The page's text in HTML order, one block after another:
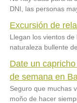
DNI, las personas
Excursión de
Llegan los vientos
naturaleza bullente
Date un
de semana en
Seguro que muchas
moño de hacer